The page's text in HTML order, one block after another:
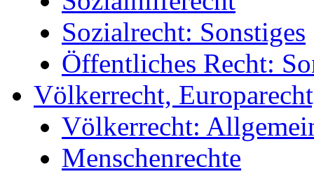
Sozialrecht: Sonstiges
Öffentliches Recht:
Völkerrecht,
Völkerrecht:
Menschenrechte